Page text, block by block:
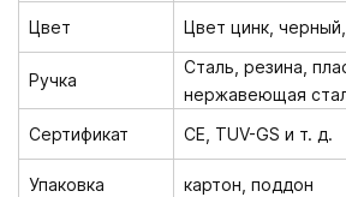
Цвет Цвет цинк,
Ручка
Сталь, резина,
нержавеющая
Сертификат
CE, TUV-GS и т. д.
Упаковка
картон, поддон